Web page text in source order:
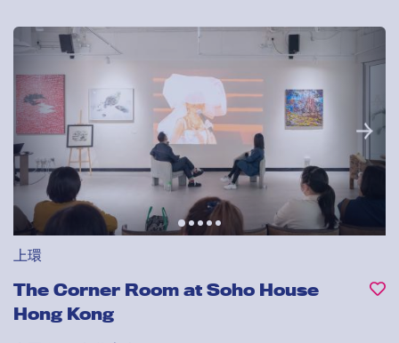
上環
The Corner Room at Soho House
Hong Kong